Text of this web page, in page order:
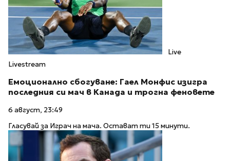
Live
Livestream
Емоционално сбогуване: Гаел Монфис изигра
последния си мач в Канада и трогна феновете
6 август, 23:49
Гласувай за Играч на мача. Остават ти 15 минути.